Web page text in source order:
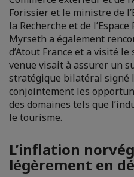
Forissier et le ministre de
la Recherche et de
Myrseth a également
d’Atout France et a visité le
venue visait à assurer un
stratégique bilatéral signé
conjointement les
des domaines tels que
le tourisme.
L’inflation
légèrement en